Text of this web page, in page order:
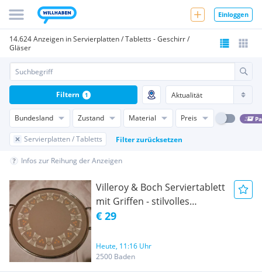
Einloggen
14.624 Anzeigen in Servierplatten / Tabletts - Geschirr /
Gläser
Bundesland Zustand Material Preis
Servierplatten / Tabletts Filter zurücksetzen
Filtern 1
Infos zur Reihung der Anzeigen
Villeroy & Boch Serviertablett
mit Griffen - stilvolles
Vintage-Design
€ 29
Heute, 11:16 Uhr
2500 Baden